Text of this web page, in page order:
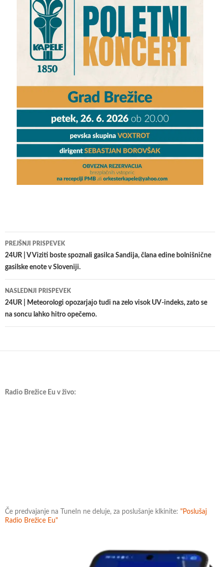
Krmarjenje
po
prispevkih
PREJŠNJI PRISPEVEK
24UR | V Viziti boste spoznali gasilca Sandija, člana edine bolnišnične
gasilske enote v Sloveniji.
NASLEDNJI PRISPEVEK
24UR | Meteorologi opozarjajo tudi na zelo visok UV-indeks, zato se
na soncu lahko hitro opečemo.
Radio Brežice Eu v živo:
Če predvajanje na TuneIn ne deluje, za poslušanje klkinite: "Poslušaj
Radio Brežice Eu"